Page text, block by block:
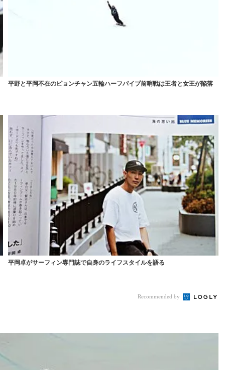
平野と平岡不在のピョンチャン五輪ハーフパイプ前哨戦は王者と女王が陥落
平岡卓がサーフィン専門誌で自身のライフスタイルを語る
Recommended by